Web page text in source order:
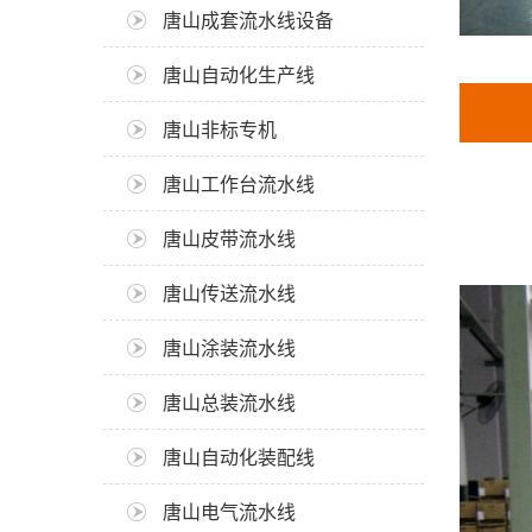
唐山成套流水线设备
唐山自动化生产线
唐山非标专机
唐山工作台流水线
唐山皮带流水线
唐山传送流水线
唐山涂装流水线
唐山总装流水线
唐山自动化装配线
唐山电气流水线